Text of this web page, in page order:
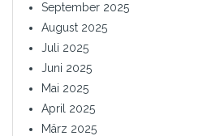
September 2025
August 2025
Juli 2025
Juni 2025
Mai 2025
April 2025
März 2025